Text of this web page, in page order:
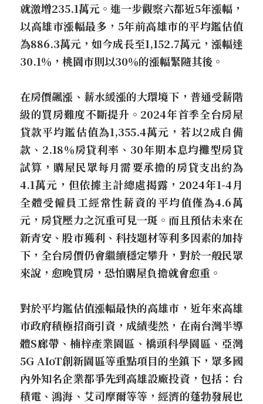
就激增235.1萬元。進一步觀察六都近5年漲幅，
以高雄市漲幅最多，5年前高雄市的平均鑑估值
為886.3萬元，如今成長至1,152.7萬元，漲幅達
30.1％，桃園市則以30％的漲幅緊隨其後。
在房價飆漲、薪水緩漲的大環境下，普通受薪階
級的買房難度不斷提升。2024年首季全台房屋
貸款平均鑑估值為1,355.4萬元，若以2成自備
款、2.18％房貸利率、30年期本息均攤型房貸
試算，購屋民眾每月需要承擔的房貸支出約為
4.1萬元，但依據主計總處揭露，2024年1-4月
全體受僱員工經常性薪資的平均值僅為4.6萬
元，房貸壓力之沉重可見一斑。而且預估未來在
新青安、股市獲利、科技題材等利多因素的加持
下，全台房價仍會繼續穩定攀升，對於一般民眾
來說，愈晚買房，恐怕購屋負擔就會愈重。
對於平均鑑估值漲幅最快的高雄市，近年來高雄
市政府積極招商引資，成績斐然，在南台灣半導
體S廊帶、楠梓產業園區、橋頭科學園區、亞灣
5G AIoT創新園區等重點項目的坐鎮下，眾多國
內外知名企業都爭先到高雄設廠投資，包括：台
積電、鴻海、艾司摩爾等等，經濟的蓬勃發展也